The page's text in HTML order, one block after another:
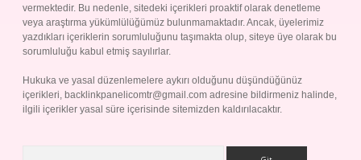
vermektedir. Bu nedenle, sitedeki içerikleri proaktif olarak denetleme
veya araştırma yükümlülüğümüz bulunmamaktadır. Ancak, üyelerimiz
yazdıkları içeriklerin sorumluluğunu taşımakta olup, siteye üye olarak bu
sorumluluğu kabul etmiş sayılırlar.
Hukuka ve yasal düzenlemelere aykırı olduğunu düşündüğünüz
içerikleri, backlinkpanelicomtr@gmail.com adresine bildirmeniz halinde,
ilgili içerikler yasal süre içerisinde sitemizden kaldırılacaktır.